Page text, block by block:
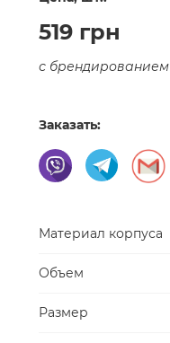
519 грн
с брендированием
Заказать:
Материал корпуса
Объем
Размер